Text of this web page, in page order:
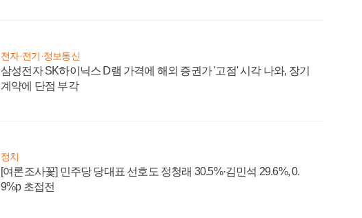
전자·전기·정보통신
삼성전자 SK하이닉스 D램 가격에 해외 증권가 '고점' 시각 나와, 장기
계약에 단점 부각
정치
[여론조사꽃] 민주당 당대표 선호도 정청래 30.5%·김민석 29.6%, 0.
9%p 초접전